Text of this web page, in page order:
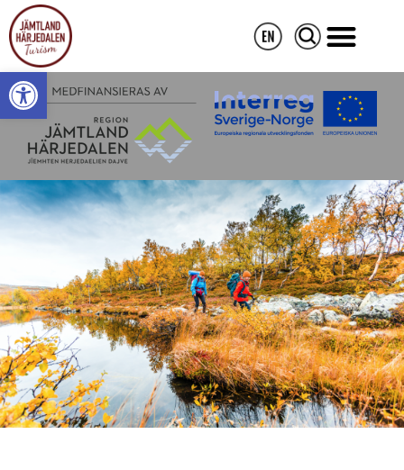
Open toolbar